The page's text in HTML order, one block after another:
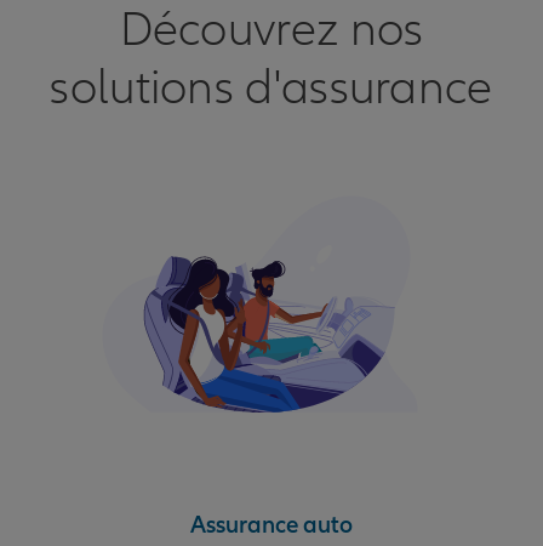
Découvrez nos
solutions d'assurance
Assurance auto